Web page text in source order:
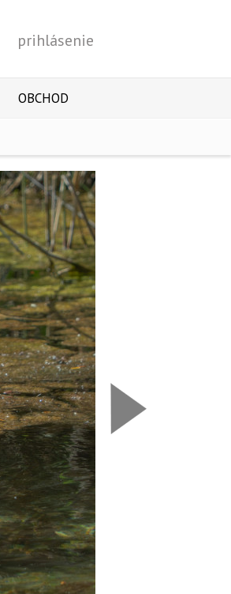
prihlásenie
OBCHOD